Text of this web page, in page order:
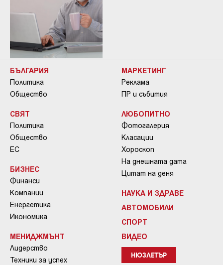
БЪЛГАРИЯ
Политика
Общество
СВЯТ
Политика
Общество
ЕС
БИЗНЕС
Финанси
Компании
Енергетика
Икономика
МЕНИДЖМЪНТ
Лидерство
Техники за успех
МАРКЕТИНГ
Реклама
ПР и събития
ЛЮБОПИТНО
Фотогалерия
Класации
Хороскоп
На днешната дата
Цитат на деня
НАУКА И ЗДРАВЕ
АВТОМОБИЛИ
СПОРТ
ВИДЕО
НЮЗЛЕТЪР